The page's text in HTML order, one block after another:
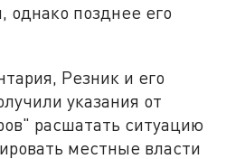
однако позднее его
Резник и его
указания от
расшатать ситуацию
местные власти